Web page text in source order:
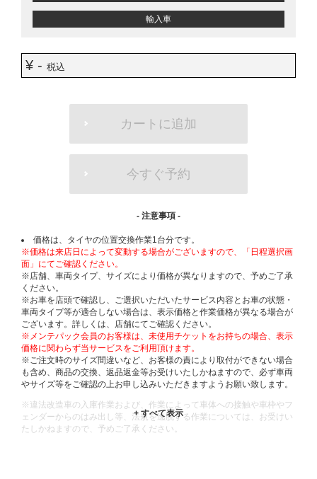
輸入車
¥ - 税込
OPTIONS
カートに追加
今すぐ予約
- 注意事項 -
価格は、タイヤの位置交換作業1台分です。
※価格は来店日によって変動する場合がございますので、「日程選択画
面」にてご確認ください。
※店舗、車両タイプ、サイズにより価格が異なりますので、予めご了承
ください。
※お車を店頭で確認し、ご選択いただいたサービス内容とお車の状態・
車両タイプ等が適合しない場合は、表示価格と作業価格が異なる場合が
ございます。詳しくは、店舗にてご確認ください。
※メンテパック会員のお客様は、未使用チケットをお持ちの場合、表示
価格に関わらず当サービスをご利用頂けます。
※ご注文時のサイズ間違いなど、お客様の責により取付ができない場合
も含め、商品の交換、返品返金等お受けいたしかねますので、必ず車両
やサイズ等をご確認の上お申し込みいただきますようお願い致します。
※違法改造車の入庫作業および、作業によって車体への接触や車枠やフ
ェンダーからのはみ出し等、法規を逸脱する作業については、お受けい
たしかねますので、予めご了承ください。